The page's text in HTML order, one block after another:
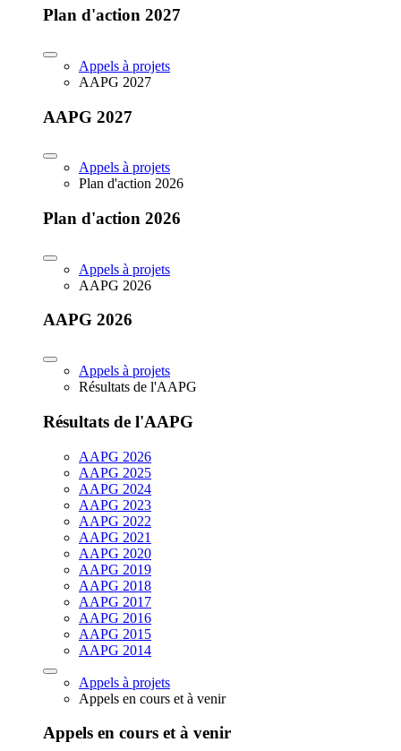
Plan d'action 2027
Appels à projets
AAPG 2027
AAPG 2027
Appels à projets
Plan d'action 2026
Plan d'action 2026
Appels à projets
AAPG 2026
AAPG 2026
Appels à projets
Résultats de l'AAPG
Résultats de l'AAPG
AAPG 2026
AAPG 2025
AAPG 2024
AAPG 2023
AAPG 2022
AAPG 2021
AAPG 2020
AAPG 2019
AAPG 2018
AAPG 2017
AAPG 2016
AAPG 2015
AAPG 2014
Appels à projets
Appels en cours et à venir
Appels en cours et à venir